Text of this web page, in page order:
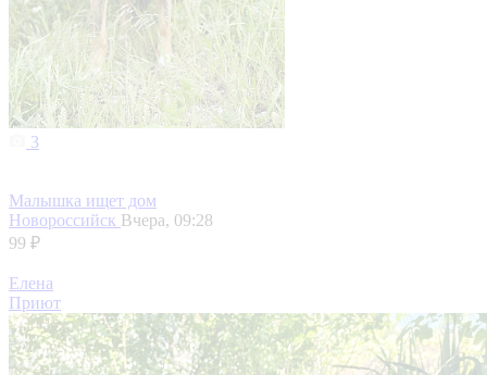
3
Малышка ищет дом
Новороссийск Вчера, 09:28
99 ₽
Елена
Приют